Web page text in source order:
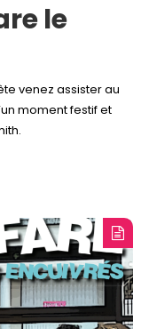
le
venez assister au
moment festif et